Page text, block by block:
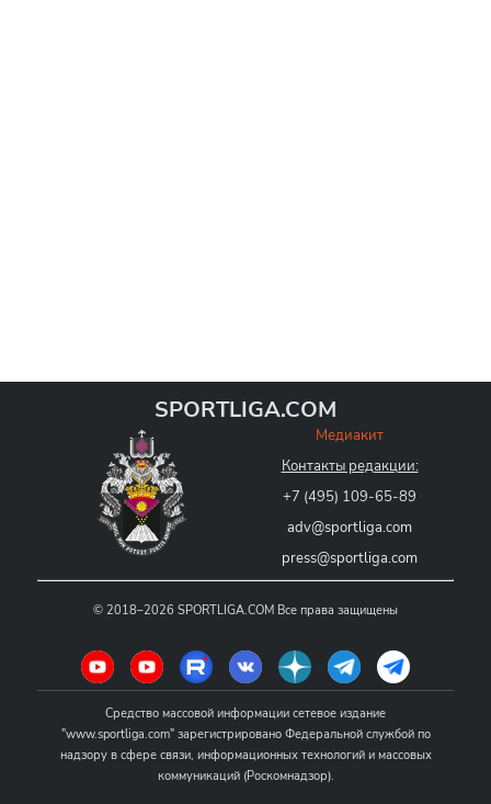
SPORTLIGA.COM
Медиакит
Контакты редакции:
+7 (495) 109-65-89
adv@sportliga.com
press@sportliga.com
© 2018–2026 SPORTLIGA.COM Все права защищены
Средство массовой информации сетевое издание
"www.sportliga.com" зарегистрировано Федеральной службой по
надзору в сфере связи, информационных технологий и массовых
коммуникаций (Роскомнадзор).